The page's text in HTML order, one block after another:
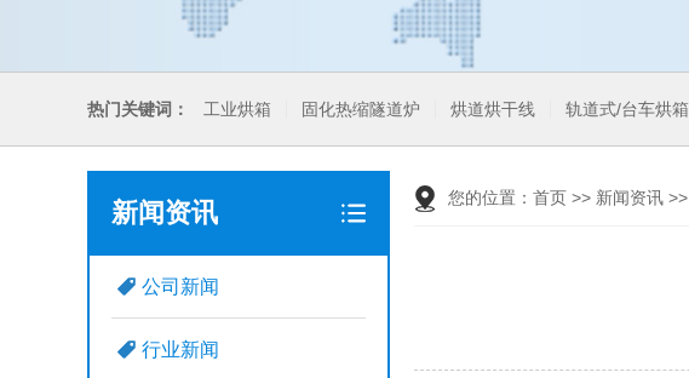
热门关键词： 工业烘箱 固化热缩隧道炉 烘道烘干线 轨道式/台车烘箱
新闻资讯
公司新闻
行业新闻
您的位置： 首页 >> 新闻资讯 >>